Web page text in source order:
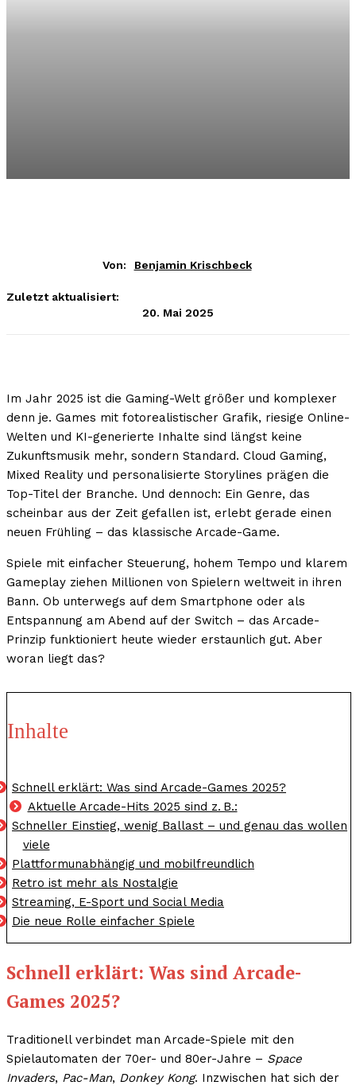
Von: Benjamin Krischbeck
Zuletzt aktualisiert:
20. Mai 2025
Im Jahr 2025 ist die Gaming-Welt größer und komplexer
denn je. Games mit fotorealistischer Grafik, riesige Online-
Welten und KI-generierte Inhalte sind längst keine
Zukunftsmusik mehr, sondern Standard. Cloud Gaming,
Mixed Reality und personalisierte Storylines prägen die
Top-Titel der Branche. Und dennoch: Ein Genre, das
scheinbar aus der Zeit gefallen ist, erlebt gerade einen
neuen Frühling – das klassische Arcade-Game.
Spiele mit einfacher Steuerung, hohem Tempo und klarem
Gameplay ziehen Millionen von Spielern weltweit in ihren
Bann. Ob unterwegs auf dem Smartphone oder als
Entspannung am Abend auf der Switch – das Arcade-
Prinzip funktioniert heute wieder erstaunlich gut. Aber
woran liegt das?
Inhalte
Schnell erklärt: Was sind Arcade-Games 2025?
Aktuelle Arcade-Hits 2025 sind z. B.:
Schneller Einstieg, wenig Ballast – und genau das wollen
viele
Plattformunabhängig und mobilfreundlich
Retro ist mehr als Nostalgie
Streaming, E-Sport und Social Media
Die neue Rolle einfacher Spiele
Schnell erklärt: Was sind Arcade-
Games 2025?
Traditionell verbindet man Arcade-Spiele mit den
Spielautomaten der 70er- und 80er-Jahre – Space
Invaders, Pac-Man, Donkey Kong. Inzwischen hat sich der